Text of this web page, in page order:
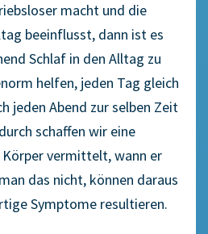
macht und die
beeinflusst, dann ist es
Schlaf in den Alltag zu
helfen, jeden Tag gleich
jeden Abend zur selben Zeit
schaffen wir eine
vermittelt, wann er
das nicht, können daraus
Symptome resultieren.